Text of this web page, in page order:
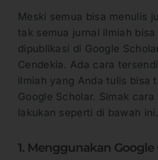
Meski semua bisa menulis
tak semua jurnal ilmiah
dipublikasi di Google
Cendekia. Ada cara
ilmiah yang Anda tulis bisa
Google Scholar. Simak
lakukan seperti di bawah ini.
1. Menggunakan Google